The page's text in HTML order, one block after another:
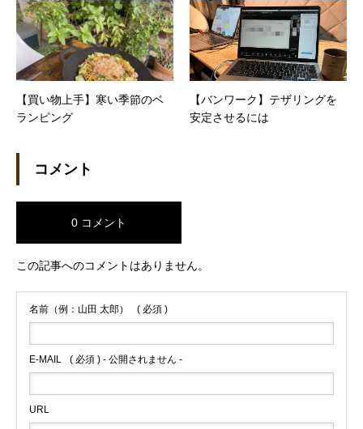
【買い物上手】寒い季節のベ
ランピング
【バンワーク】テザリングを
安定させるには
コメント
0 コメント
この記事へのコメントはありません。
名前（例：山田 太郎） ( 必須 )
E-MAIL ( 必須 ) - 公開されません -
URL